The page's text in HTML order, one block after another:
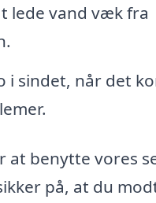
lede vand væk fra
i sindet, når det
at benytte vores
på, at du